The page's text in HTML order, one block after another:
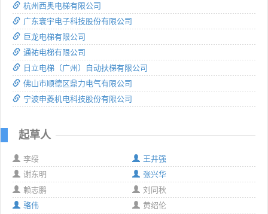
杭州西奥电梯有限公司
广东寰宇电子科技股份有限公司
巨龙电梯有限公司
通祐电梯有限公司
日立电梯（广州）自动扶梯有限公司
佛山市顺德区鼎力电气有限公司
宁波申菱机电科技股份有限公司
起草人
李绥
王井强
谢东明
张兴华
赖志鹏
刘同秋
骆伟
黄绍伦